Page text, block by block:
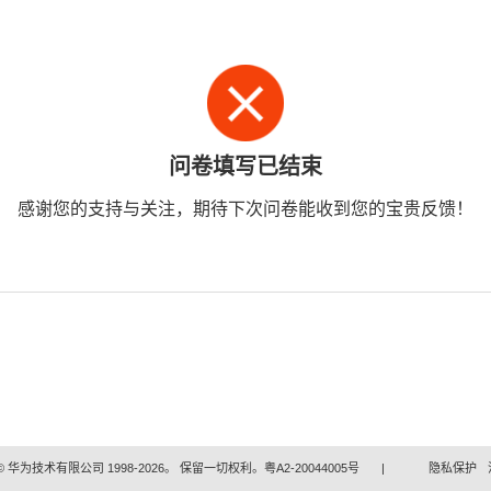
问卷填写已结束
感谢您的支持与关注，期待下次问卷能收到您的宝贵反馈！
华为技术有限公司 1998-2026。 保留一切权利。粤A2-20044005号 | 隐私保护